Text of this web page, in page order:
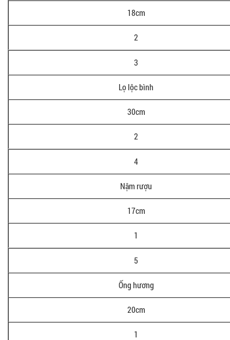
18cm
2
3
Lọ lộc bình
30cm
2
4
Nậm rượu
17cm
1
5
Ống hương
20cm
1